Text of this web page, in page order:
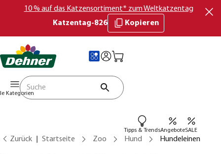
10 % auf das Katzensortiment* zum Weltkatzentag
Katzentag-826
Kopieren
Kategorien
Tipps & TrendsAngeboteSALE
Zurück Startseite Zoo Hund Hundeleinen